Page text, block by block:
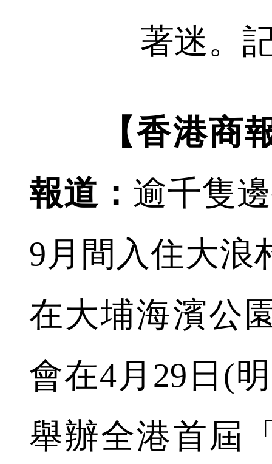
著迷。
【香港商報
報道： 逾千隻
9月間入住大浪
在大埔海濱公
會在4月29日(
舉辦全港首屆